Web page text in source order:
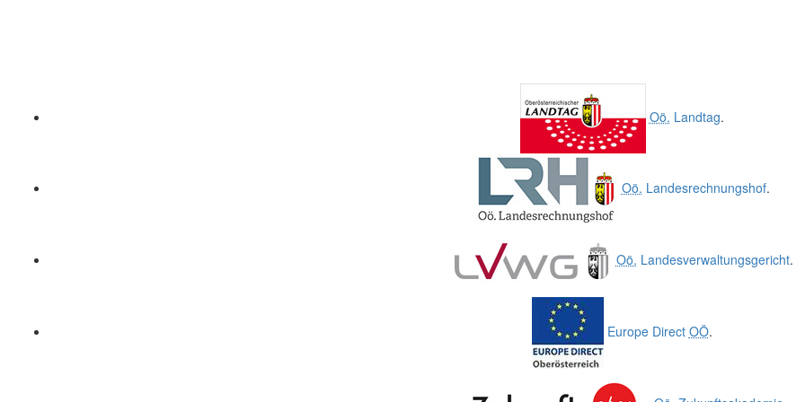
Oö. Landtag.
Oö. Landesrechnungshof.
Oö. Landesverwaltungsgericht.
Europe Direct OÖ.